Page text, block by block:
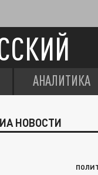
АНАЛИТИКА
НОВОСТИ